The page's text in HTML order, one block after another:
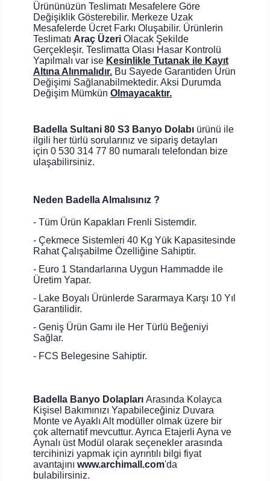
Ürününüzün Teslimatı Mesafelere Göre
Değişiklik Gösterebilir. Merkeze Uzak
Mesafelerde Ücret Farkı Oluşabilir. Ürünlerin
Teslimatı Araç Üzeri Olacak Şekilde
Gerçekleşir. Teslimatta Olası Hasar Kontrolü
Yapılmalı var ise Kesinlikle Tutanak ile Kayıt
Altına Alınmalıdır. Bu Sayede Garantiden Ürün
Değişimi Sağlanabilmektedir. Aksi Durumda
Değişim Mümkün Olmayacaktır.
Badella Sultani 80 S3 Banyo Dolabı ürünü ile
ilgili her türlü sorularınız ve sipariş detayları
için 0 530 314 77 80 numaralı telefondan bize
ulaşabilirsiniz.
Neden Badella Almalısınız ?
- Tüm Ürün Kapakları Frenli Sistemdir.
- Çekmece Sistemleri 40 Kg Yük Kapasitesinde
Rahat Çalışabilme Özelliğine Sahiptir.
- Euro 1 Standarlarına Uygun Hammadde ile
Üretim Yapar.
- Lake Boyalı Ürünlerde Sararmaya Karşı 10 Yıl
Garantilidir.
- Geniş Ürün Gamı ile Her Türlü Beğeniyi
Sağlar.
- FCS Belegesine Sahiptir.
Badella Banyo Dolapları Arasında Kolayca
Kişisel Bakımınızı Yapabileceğiniz Duvara
Monte ve Ayaklı Alt modüller olmak üzere bir
çok alternatif mevcuttur. Ayrıca Etajerli Ayna ve
Aynalı üst Modül olarak seçenekler arasında
tercihinizi yapmak için ayrıntılı bilgi fiyat
avantajını www.archimall.com'da
bulabilirsiniz.